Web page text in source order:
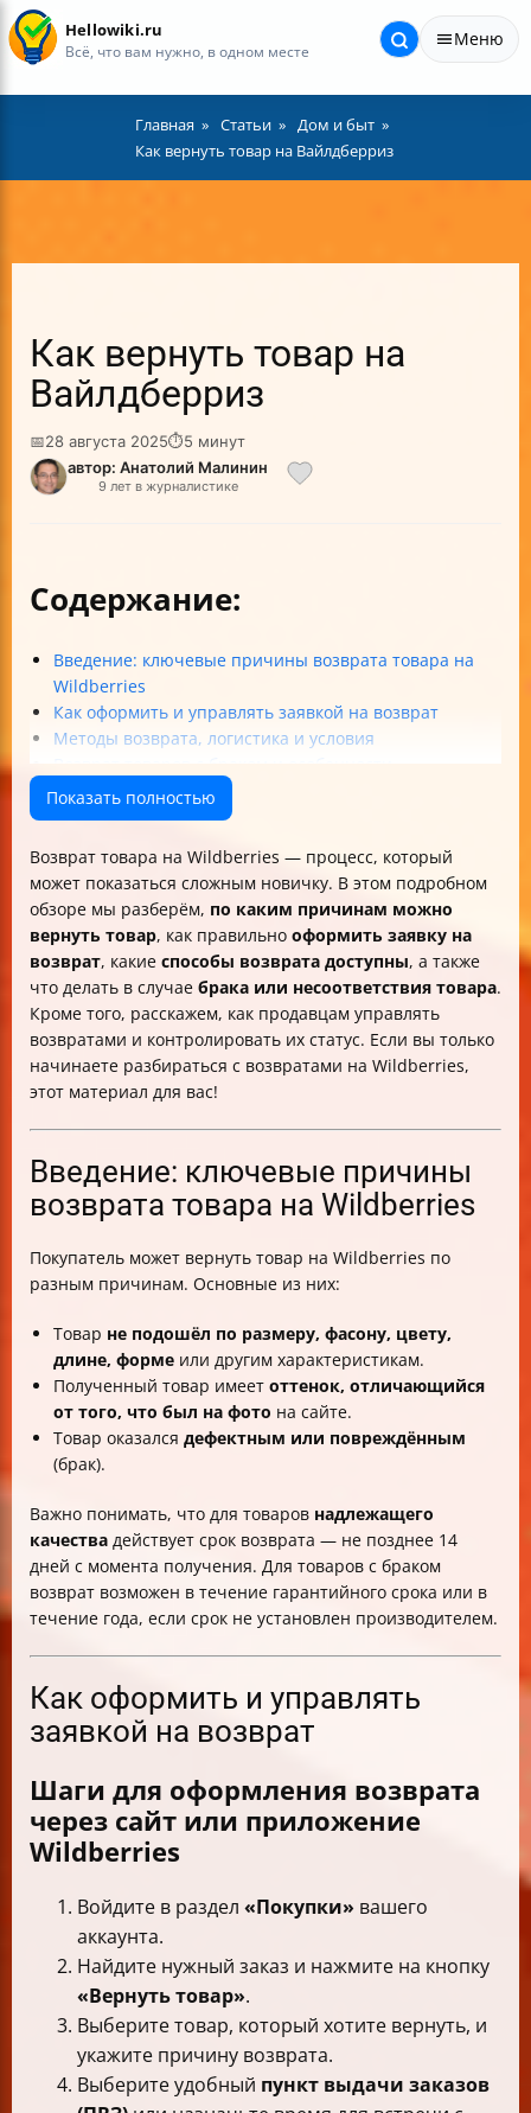
Hellowiki.ru
Всё, что вам нужно, в одном месте
Меню
Главная Статьи
Дом и быт
Как вернуть товар на Вайлдберриз
Как вернуть товар на
Вайлдберриз
📅28 августа 2025⏱5 минут
автор: Анатолий Малинин
9 лет в журналистике
Содержание:
Введение: ключевые причины возврата товара на
Wildberries
Как оформить и управлять заявкой на возврат
Методы возврата, логистика и условия
Возврат и возмещение денег
Для продавцов: управление возвратами
Wildberries
Итоги и советы для покупателей и продавцов
Показать полностью
Возврат товара на Wildberries — процесс, который
может показаться сложным новичку. В этом подробном
обзоре мы разберём, по каким причинам можно
вернуть товар, как правильно оформить заявку на
возврат, какие способы возврата доступны, а также
что делать в случае брака или несоответствия товара.
Кроме того, расскажем, как продавцам управлять
возвратами и контролировать их статус. Если вы только
начинаете разбираться с возвратами на Wildberries,
этот материал для вас!
Введение: ключевые причины
возврата товара на Wildberries
Покупатель может вернуть товар на Wildberries по
разным причинам. Основные из них:
Товар не подошёл по размеру, фасону, цвету,
длине, форме или другим характеристикам.
Полученный товар имеет оттенок, отличающийся
от того, что был на фото на сайте.
Товар оказался дефектным или повреждённым
(брак).
Важно понимать, что для товаров надлежащего
качества действует срок возврата — не позднее 14
дней с момента получения. Для товаров с браком
возврат возможен в течение гарантийного срока или в
течение года, если срок не установлен производителем.
Как оформить и управлять
заявкой на возврат
Шаги для оформления возврата
через сайт или приложение
Wildberries
Войдите в раздел «Покупки» вашего
аккаунта.
Найдите нужный заказ и нажмите на кнопку
«Вернуть товар».
Выберите товар, который хотите вернуть, и
укажите причину возврата.
Выберите удобный пункт выдачи заказов